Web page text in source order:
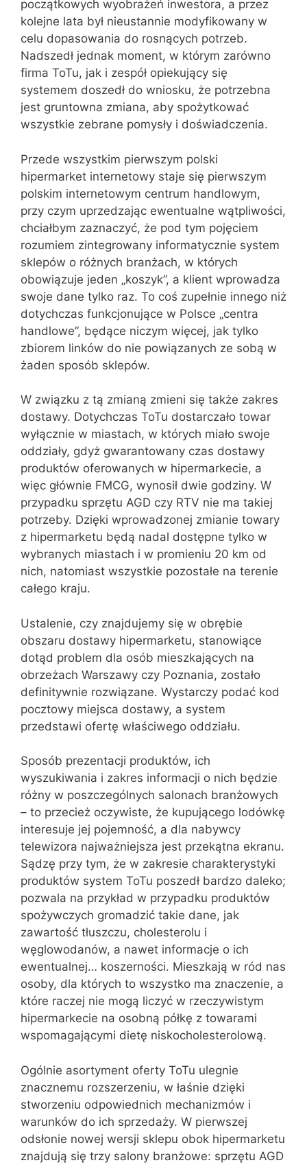
początkowych wyobrażeń inwestora, a przez
kolejne lata był nieustannie modyfikowany w
celu dopasowania do rosnących potrzeb.
Nadszedł jednak moment, w którym zarówno
firma ToTu, jak i zespół opiekujący się
systemem doszedł do wniosku, że potrzebna
jest gruntowna zmiana, aby spożytkować
wszystkie zebrane pomysły i doświadczenia.
Przede wszystkim pierwszym polski
hipermarket internetowy staje się pierwszym
polskim internetowym centrum handlowym,
przy czym uprzedzając ewentualne wątpliwości,
chciałbym zaznaczyć, że pod tym pojęciem
rozumiem zintegrowany informatycznie system
sklepów o różnych branżach, w których
obowiązuje jeden „koszyk”, a klient wprowadza
swoje dane tylko raz. To coś zupełnie innego niż
dotychczas funkcjonujące w Polsce „centra
handlowe”, będące niczym więcej, jak tylko
zbiorem linków do nie powiązanych ze sobą w
żaden sposób sklepów.
W związku z tą zmianą zmieni się także zakres
dostawy. Dotychczas ToTu dostarczało towar
wyłącznie w miastach, w których miało swoje
oddziały, gdyż gwarantowany czas dostawy
produktów oferowanych w hipermarkecie, a
więc głównie FMCG, wynosił dwie godziny. W
przypadku sprzętu AGD czy RTV nie ma takiej
potrzeby. Dzięki wprowadzonej zmianie towary
z hipermarketu będą nadal dostępne tylko w
wybranych miastach i w promieniu 20 km od
nich, natomiast wszystkie pozostałe na terenie
całego kraju.
Ustalenie, czy znajdujemy się w obrębie
obszaru dostawy hipermarketu, stanowiące
dotąd problem dla osób mieszkających na
obrzeżach Warszawy czy Poznania, zostało
definitywnie rozwiązane. Wystarczy podać kod
pocztowy miejsca dostawy, a system
przedstawi ofertę właściwego oddziału.
Sposób prezentacji produktów, ich
wyszukiwania i zakres informacji o nich będzie
różny w poszczególnych salonach branżowych
– to przecież oczywiste, że kupującego lodówkę
interesuje jej pojemność, a dla nabywcy
telewizora najważniejsza jest przekątna ekranu.
Sądzę przy tym, że w zakresie charakterystyki
produktów system ToTu poszedł bardzo daleko;
pozwala na przykład w przypadku produktów
spożywczych gromadzić takie dane, jak
zawartość tłuszczu, cholesterolu i
węglowodanów, a nawet informacje o ich
ewentualnej… koszerności. Mieszkają w ród nas
osoby, dla których to wszystko ma znaczenie, a
które raczej nie mogą liczyć w rzeczywistym
hipermarkecie na osobną półkę z towarami
wspomagającymi dietę niskocholesterolową.
Ogólnie asortyment oferty ToTu ulegnie
znacznemu rozszerzeniu, w łaśnie dzięki
stworzeniu odpowiednich mechanizmów i
warunków do ich sprzedaży. W pierwszej
odsłonie nowej wersji sklepu obok hipermarketu
znajdują się trzy salony branżowe: sprzętu AGD